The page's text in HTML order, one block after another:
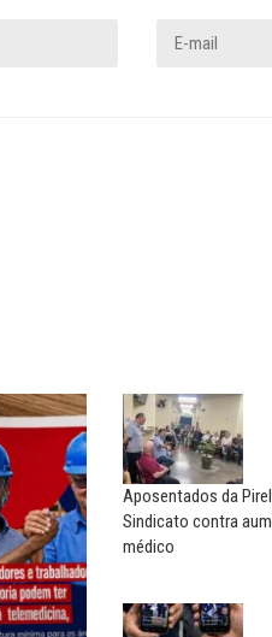
Aposentados da
Sindicato contra
médico
SERGIO LUIZ LEITE (SERGINHO)
Saúde mental:
responsabilidade de todos
MARCOS VERLAINE
Nem reconstruir, nem
reinventar, o sindicalismo
precisa voltar...